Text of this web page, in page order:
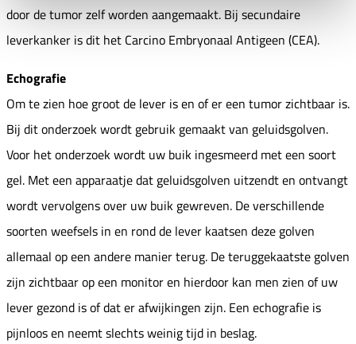
door de tumor zelf worden aangemaakt. Bij secundaire
leverkanker is dit het Carcino Embryonaal Antigeen (CEA).
Echografie
Om te zien hoe groot de lever is en of er een tumor zichtbaar is.
Bij dit onderzoek wordt gebruik gemaakt van geluidsgolven.
Voor het onderzoek wordt uw buik ingesmeerd met een soort
gel. Met een apparaatje dat geluidsgolven uitzendt en ontvangt
wordt vervolgens over uw buik gewreven. De verschillende
soorten weefsels in en rond de lever kaatsen deze golven
allemaal op een andere manier terug. De teruggekaatste golven
zijn zichtbaar op een monitor en hierdoor kan men zien of uw
lever gezond is of dat er afwijkingen zijn. Een echografie is
pijnloos en neemt slechts weinig tijd in beslag.